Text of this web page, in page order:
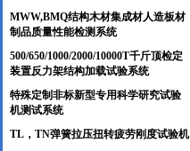
MWW,BMQ结构木材集成材人造板材
制品质量性能检测系统
500/650/1000/2000/10000T千斤顶检定
装置反力架结构加载试验系统
特殊定制非标新型专用科学研究试验
机测试系统
TL，TN弹簧拉压扭转疲劳刚度试验机